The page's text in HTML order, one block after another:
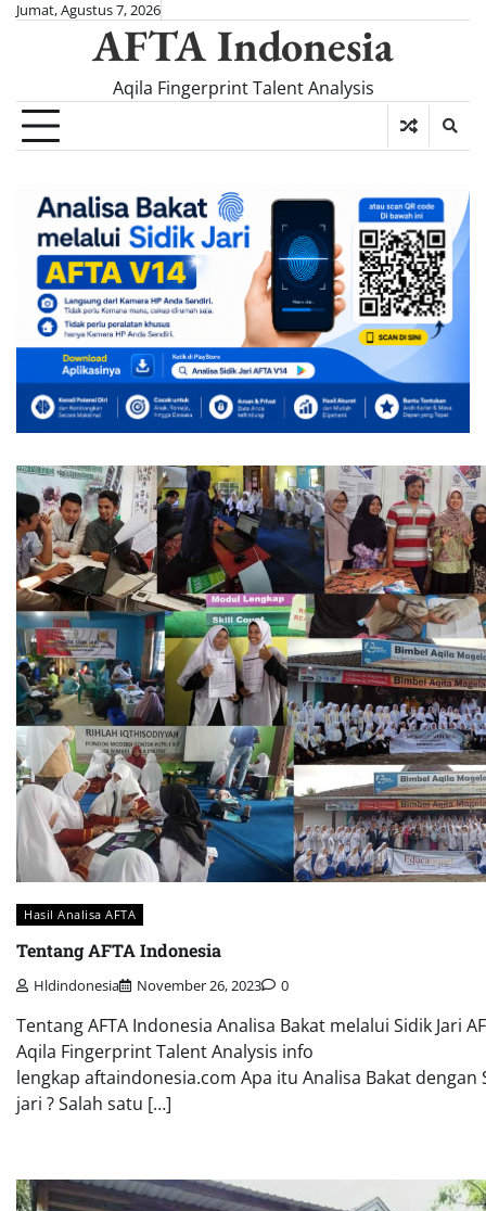
SkipJumat, Agustus 7, 2026
AFTA Indonesia
Aqila Fingerprint Talent Analysis
Hasil Analisa AFTA
Tentang AFTA Indonesia
Hldindonesia November 26, 2023 0
Tentang AFTA Indonesia Analisa Bakat melalui Sidik Jari
Aqila Fingerprint Talent Analysis info
lengkap aftaindonesia.com Apa itu Analisa Bakat dengan
jari ? Salah satu […]